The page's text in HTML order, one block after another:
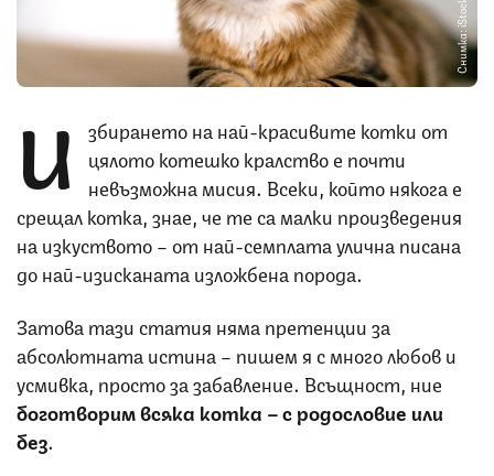
Снимка: iStock
И
збирането на най-красивите котки от
цялото котешко кралство е почти
невъзможна мисия. Всеки, който някога е
срещал котка, знае, че те са малки произведения
на изкуството – от най-семплата улична писана
до най-изисканата изложбена порода.
Затова тази статия няма претенции за
абсолютната истина – пишем я с много любов и
усмивка, просто за забавление. Всъщност, ние
боготворим всяка котка – с родословие или
без.